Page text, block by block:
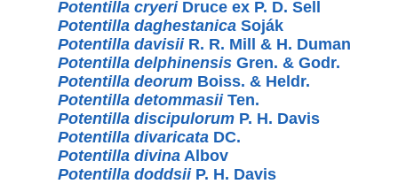
Potentilla cryeriDruce ex P. D. Sell
Potentilla daghestanica Soják
Potentilla davisiiR. R. Mill & H. Duman
Potentilla delphinensis Gren. & Godr.
Potentilla deorum Boiss. & Heldr.
Potentilla detommasiiTen.
Potentilla discipulorum P. H. Davis
Potentilla divaricata DC.
Potentilla divina Albov
Potentilla doddsiiP. H. Davis